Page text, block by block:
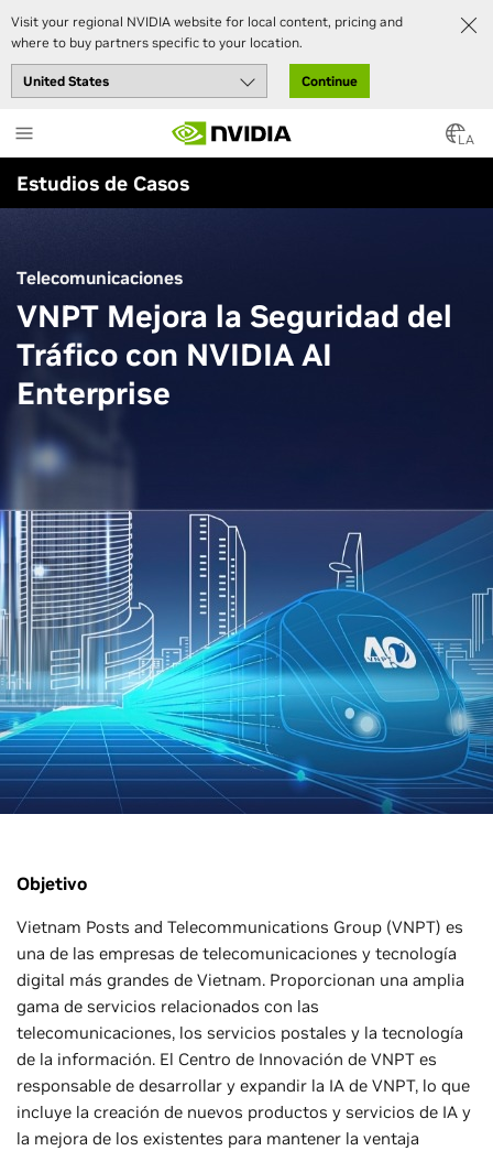
Visit your regional NVIDIA website for local content, pricing and
where to buy partners specific to your location.
Continue
to
main
content
LA
Estudios de Casos
Telecomunicaciones
VNPT Mejora la Seguridad del
Tráfico con NVIDIA AI
Enterprise
Objetivo
Vietnam Posts and Telecommunications Group (VNPT) es
una de las empresas de telecomunicaciones y tecnología
digital más grandes de Vietnam. Proporcionan una amplia
gama de servicios relacionados con las
telecomunicaciones, los servicios postales y la tecnología
de la información. El Centro de Innovación de VNPT es
responsable de desarrollar y expandir la IA de VNPT, lo que
incluye la creación de nuevos productos y servicios de IA y
la mejora de los existentes para mantener la ventaja